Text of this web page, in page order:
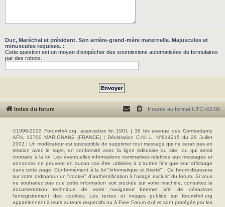
Duc, Maréchal et président. Son arrière-grand-mère maternelle. Majuscules et
minuscules requises. :
Cette question est un moyen d’empêcher des soumissions automatisées de formulaires
par des robots.
Index du forum Heures au format UTC+02:00
©1998-2022 Forum4x4.org, association loi 1901 | 36 bis avenue des Combattants
AFN, 13700 MARIGNANE (FRANCE) | Déclaration C.N.I.L. N°814215 du 29 Juillet
2002 | Un modérateur est susceptible de supprimer tout message qui ne serait pas en
relation avec le sujet, en conformité avec la ligne éditoriale du site, ou qui serait
contraire à la loi. Les éventuelles informations nominatives relatives aux messages et
annonces ne peuvent en aucun cas être utilisées à d'autres fins que leur affichage
dans cette page. Conformément à la loi "informatique et liberté" : Ce forum déposera
sur votre ordinateur un "cookie" d’authentification à l'usage exclusif du forum. Si vous
ne souhaitez pas que cette information soit stockée sur votre machine, consultez la
documentation technique de votre navigateur Internet afin de désactiver
l'enregistrement des cookies. Les textes et images publiés sur forum4x4.org
appartiennent à leurs auteurs respectifs ou à Free Forum 4x4 et sont protégés par les